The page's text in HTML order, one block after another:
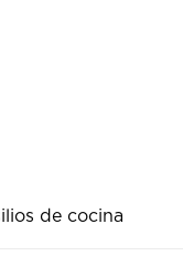
de cocina